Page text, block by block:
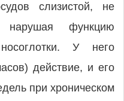
слизистой, не
функцию
У него
действие, и его
при хроническом